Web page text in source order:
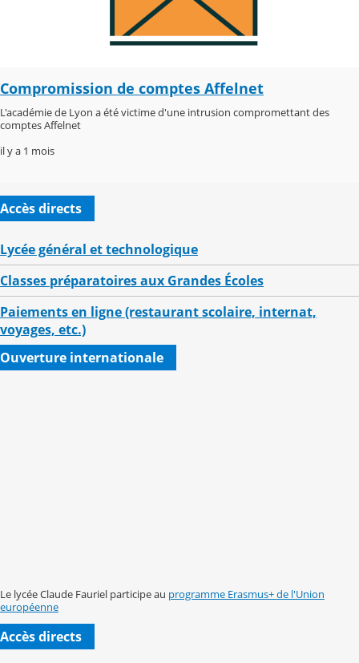
Compromission de comptes Affelnet
L'académie de Lyon a été victime d'une intrusion compromettant des
comptes Affelnet
il y a 1 mois
Accès directs
Lycée général et technologique
Classes préparatoires aux Grandes Écoles
Paiements en ligne (restaurant scolaire, internat,
voyages, etc.)
Ouverture internationale
Le lycée Claude Fauriel participe au programme Erasmus+ de l'Union
européenne
Accès directs